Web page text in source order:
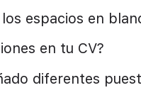
espacios en
en tu CV?
diferentes